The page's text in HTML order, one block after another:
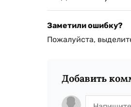
Заметили ошибку?
Пожалуйста,
Добавить